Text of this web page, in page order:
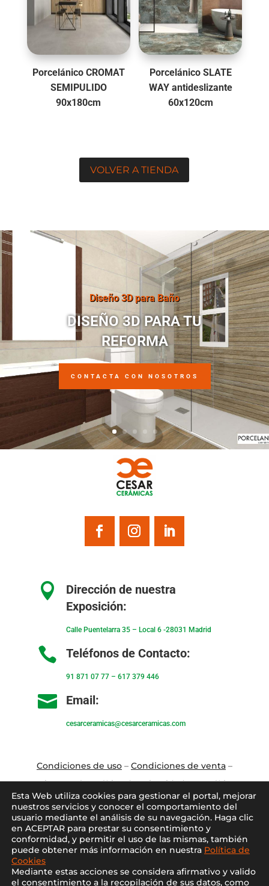
Porcelánico CROMAT
SEMIPULIDO
90x180cm
Porcelánico SLATE
WAY antideslizante
60x120cm
VOLVER A TIENDA
Diseño 3D para Baño
DISEÑO 3D PARA TU
REFORMA
CONTACTA CON NOSOTROS

Dirección de nuestra
Exposición:
Calle Puentelarra 35 – Local 6 -28031 Madrid
 Teléfonos de Contacto:
91 871 07 77– 617 379 446
 Email:
cesarceramicas@cesarceramicas.com
Condiciones de uso– Condiciones de venta–
Aviso Legal–Política de privacidad –Política
de cookies
Blog–Contacto–Conócenos –Mi Cuenta
Esta Web utiliza cookies para gestionar el portal, mejorar
nuestros servicios y conocer el comportamiento del
usuario mediante el análisis de su navegación. Haga clic
en ACEPTAR para prestar su consentimiento y
conformidad, y permitir el uso de las mismas, también
puede obtener más información en nuestra Política de
Cookies
Mediante estas acciones se considera afirmativo y valido
el consentimiento a la recopilación de sus datos, como